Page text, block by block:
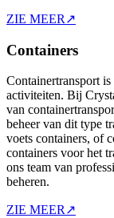
ZIE MEER ↗
Containers
Containertransport
activiteiten. Bij
van
beheer van dit type
voets containers, of
containers voor het
ons team van
beheren.
ZIE MEER ↗